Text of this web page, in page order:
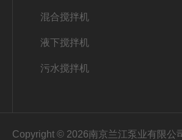
混合搅拌机
液下搅拌机
污水搅拌机
Copyright © 2026南京兰江泵业有限